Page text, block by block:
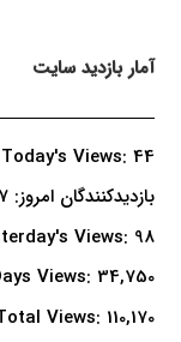
آمار بازدید سایت
Today's Views: 44
بازدیدکنندگان امروز:
Views: 98
Views: 34,750
Views: 110,170